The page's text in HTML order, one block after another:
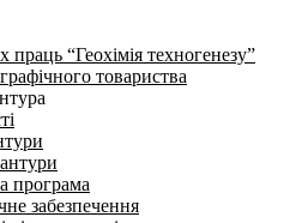
праць “Геохімія техногенезу”
товариства
програма
забезпечення